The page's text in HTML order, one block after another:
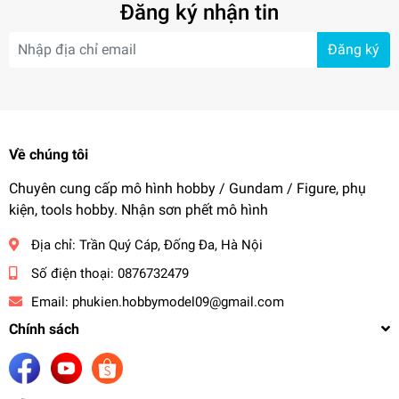
Đăng ký nhận tin
Đăng ký
Về chúng tôi
Chuyên cung cấp mô hình hobby / Gundam / Figure, phụ
kiện, tools hobby. Nhận sơn phết mô hình
Địa chỉ: Trần Quý Cáp, Đống Đa, Hà Nội
Số điện thoại: 0876732479
Email: phukien.hobbymodel09@gmail.com
Chính sách